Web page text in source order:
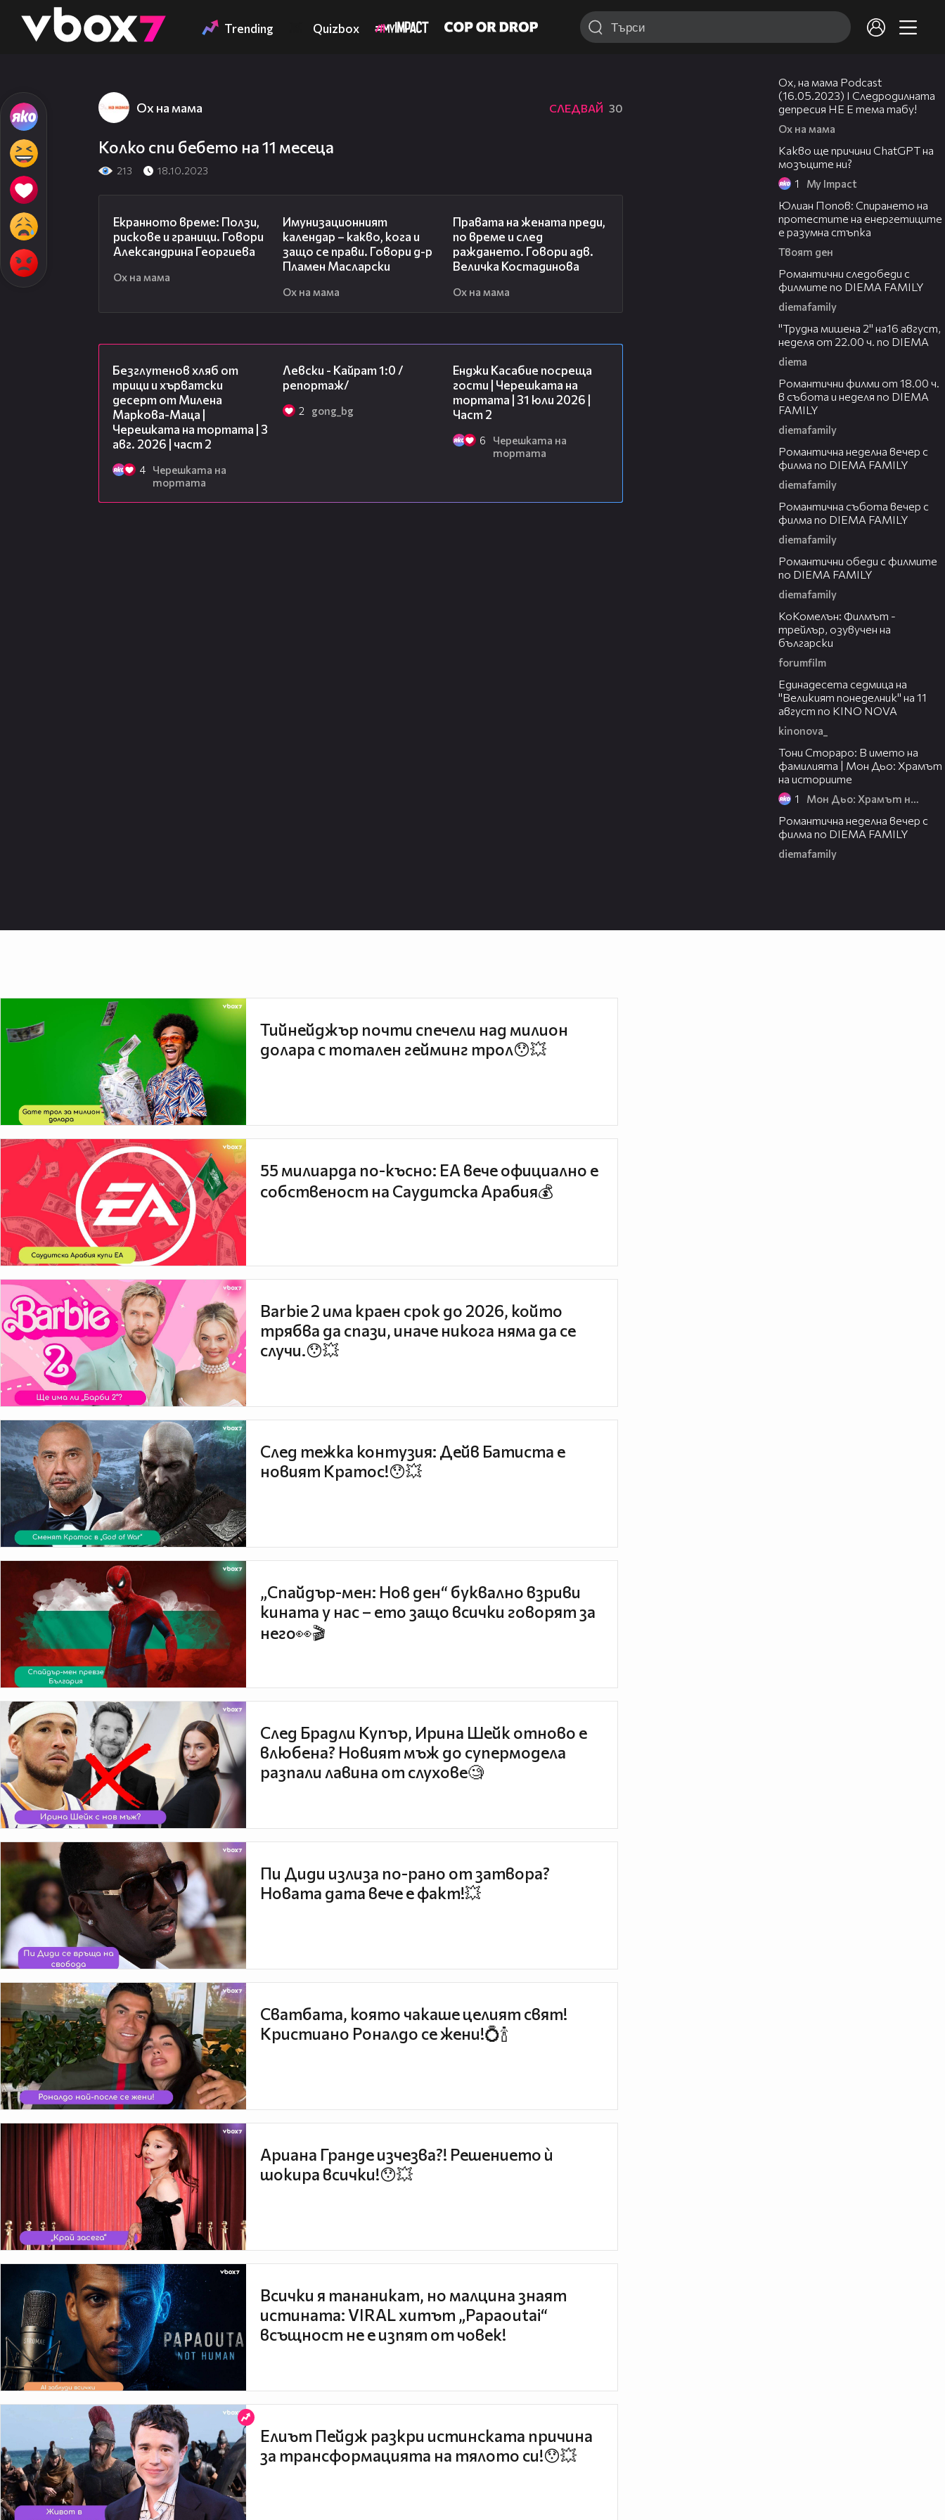
👾 Trending Quizbox
Ох на мама СЛЕДВАЙ 30
Колко спи бебето на 11 месеца
213 18.10.2023
Екранното време: Ползи,
рискове и граници. Говори
Александрина Георгиева
Ох на мама
Имунизационният
календар – какво, кога и
защо се прави. Говори д-р
Пламен Масларски
Ох на мама
Правата на жената преди,
по време и след
раждането. Говори адв.
Величка Костадинова
Ох на мама
Безглутенов хляб от
трици и хърватски
десерт от Милена
Маркова-Маца |
Черешката на тортата | 3
авг. 2026 | част 2
4
Черешката на
тортата
Левски - Кайрат 1:0 /
репортаж/
2 gong_bg
Енджи Касабие посреща
гости | Черешката на
тортата | 31 юли 2026 |
Част 2
6
Черешката на
тортата
Ох, на мама Podcast
(16.05.2023) I Следродилната
депресия НЕ Е тема табу!
Ох на мама
Какво ще причини ChatGPT на
мозъците ни?
1 My Impact
Юлиан Попов: Спирането на
протестите на енергетиците
е разумна стъпка
Твоят ден
Романтични следобеди с
филмите по DIEMA FAMILY
diemafamily
"Трудна мишена 2" на16 август,
неделя от 22.00 ч. по DIEMA
diema
Романтични филми от 18.00 ч.
в събота и неделя по DIEMA
FAMILY
diemafamily
Романтичнa неделна вечер с
филма по DIEMA FAMILY
diemafamily
Романтичнa събота вечер с
филма по DIEMA FAMILY
diemafamily
Романтични обеди с филмите
по DIEMA FAMILY
diemafamily
КоКомелън: Филмът -
трейлър, озувучен на
български
forumfilm
Единадесета седмица на
"Великият понеделник" на 11
август по KINO NOVA
kinonova_
Тони Стораро: В името на
фамилията | Мон Дьо: Храмът
на историите
1 Мон Дьо: Храмът на историите
Романтична неделна вечер с
филма по DIEMA FAMILY
diemafamily
Тийнейджър почти спечели над милион
долара с тотален гейминг трол😯💥
55 милиарда по-късно: EA вече официално е
собственост на Саудитска Арабия💰
Barbie 2 има краен срок до 2026, който
трябва да спази, иначе никога няма да се
случи.😯💥
След тежка контузия: Дейв Батиста е
новият Кратос!😯💥
„Спайдър-мен: Нов ден“ буквално взриви
кината у нас – ето защо всички говорят за
него👀🎬
След Брадли Купър, Ирина Шейк отново е
влюбена? Новият мъж до супермодела
разпали лавина от слухове🧐
Пи Диди излиза по-рано от затвора?
Новата дата вече е факт!💥
Сватбата, която чакаше целият свят!
Кристиано Роналдо се жени!💍🍾
Ариана Гранде изчезва?! Решението ѝ
шокира всички!😯💥
Всички я тананикат, но малцина знаят
истината: VIRAL хитът „Papaoutai“
всъщност не е изпят от човек!
Елиът Пейдж разкри истинската причина
за трансформацията на тялото си!😯💥